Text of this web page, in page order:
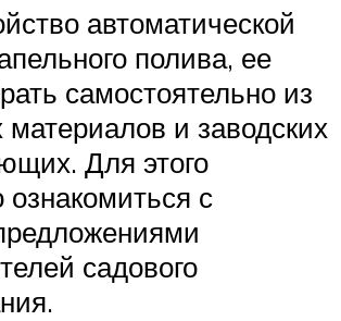
автоматической
полива, ее
самостоятельно из
и заводских
Для этого
с
садового